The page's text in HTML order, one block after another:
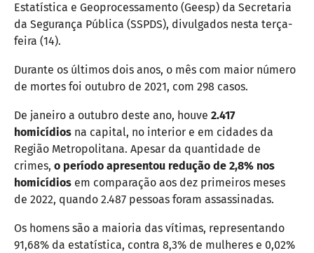
Estatística e Geoprocessamento (Geesp) da Secretaria
da Segurança Pública (SSPDS), divulgados nesta terça-
feira (14).
Durante os últimos dois anos, o mês com maior número
de mortes foi outubro de 2021, com 298 casos.
De janeiro a outubro deste ano, houve 2.417
homicídios na capital, no interior e em cidades da
Região Metropolitana. Apesar da quantidade de
crimes, o período apresentou redução de 2,8% nos
homicídios em comparação aos dez primeiros meses
de 2022, quando 2.487 pessoas foram assassinadas.
Os homens são a maioria das vítimas, representando
91,68% da estatística, contra 8,3% de mulheres e 0,02%